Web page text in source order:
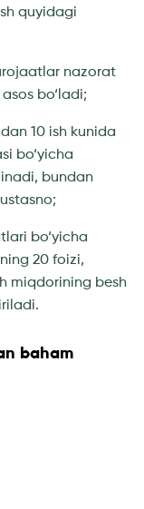
quyidagi
nazorat
bo‘ladi;
10 ish kunida
bo‘yicha
bundan
bo‘yicha
20 foizi,
miqdorining besh
baham